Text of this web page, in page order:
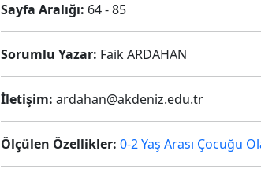
Sayfa Aralığı: 64 - 85
Sorumlu Yazar: Faik ARDAHAN
İletişim: ardahan@akdeniz.edu.tr
Ölçülen Özellikler: 0-2 Yaş Arası Çocuğu